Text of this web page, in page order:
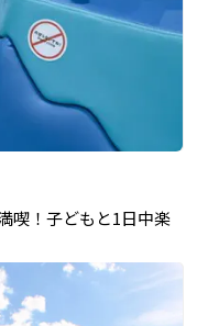
喫！子どもと1日中楽